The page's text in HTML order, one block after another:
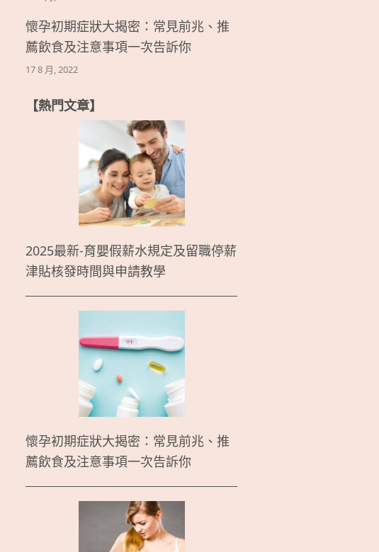
懷孕初期症狀大揭密：常見前兆、推
薦飲食及注意事項一次告訴你
17 8 月, 2022
【熱門文章】
2025最新-育嬰假薪水規定及留職停薪
津貼核發時間與申請教學
懷孕初期症狀大揭密：常見前兆、推
薦飲食及注意事項一次告訴你